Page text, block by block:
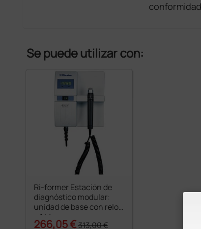
conformidad
Se puede utilizar con:
Ri-former Estación de
diagnóstico modular:
unidad de base con reloj
+ 1 Mango
266,05 €313,00 €